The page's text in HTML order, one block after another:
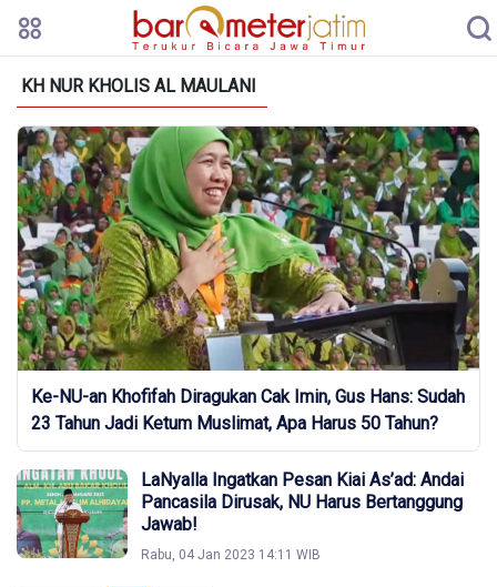
KH NUR KHOLIS AL MAULANI
Ke-NU-an Khofifah Diragukan Cak Imin, Gus Hans: Sudah
23 Tahun Jadi Ketum Muslimat, Apa Harus 50 Tahun?
LaNyalla Ingatkan Pesan Kiai As’ad: Andai
Pancasila Dirusak, NU Harus Bertanggung
Jawab!
Rabu, 04 Jan 2023 14:11 WIB